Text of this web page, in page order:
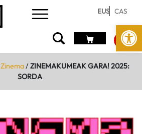
EUS CAS
Zinema/ZINEMAKUMEAK GARA! 2025:
SORDA